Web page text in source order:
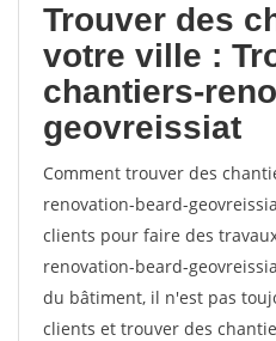
Trouver des
votre ville :
chantiers-
geovreissiat
Comment trouver des
renovation-beard-
clients pour faire des
renovation-beard-
du bâtiment, il n'est pas
clients et trouver des